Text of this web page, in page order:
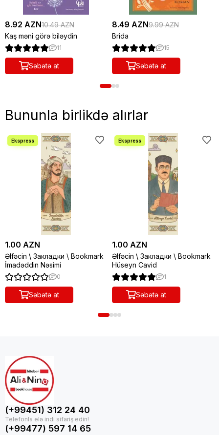
8.92 AZN10.49 AZN
Kaş məni görə biləydin
11
Səbətə at
8.49 AZN9.99 AZN
Brida
15
Səbətə at
Bununla birlikdə alırlar
1.00 AZN
Əlfəcin \ Закладки \ Bookmark
İmadəddin Nəsimi
0
Səbətə at
1.00 AZN
Əlfəcin \ Закладки \ Bookmark
Hüseyn Cavid
1
Səbətə at
(+99451) 312 24 40
(+99477) 597 14 65